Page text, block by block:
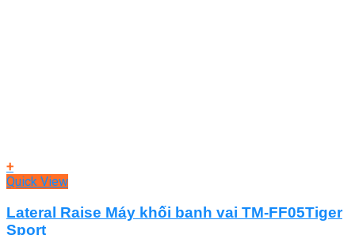
+
Quick View
Lateral Raise Máy khối banh vai TM-FF05Tiger
Sport